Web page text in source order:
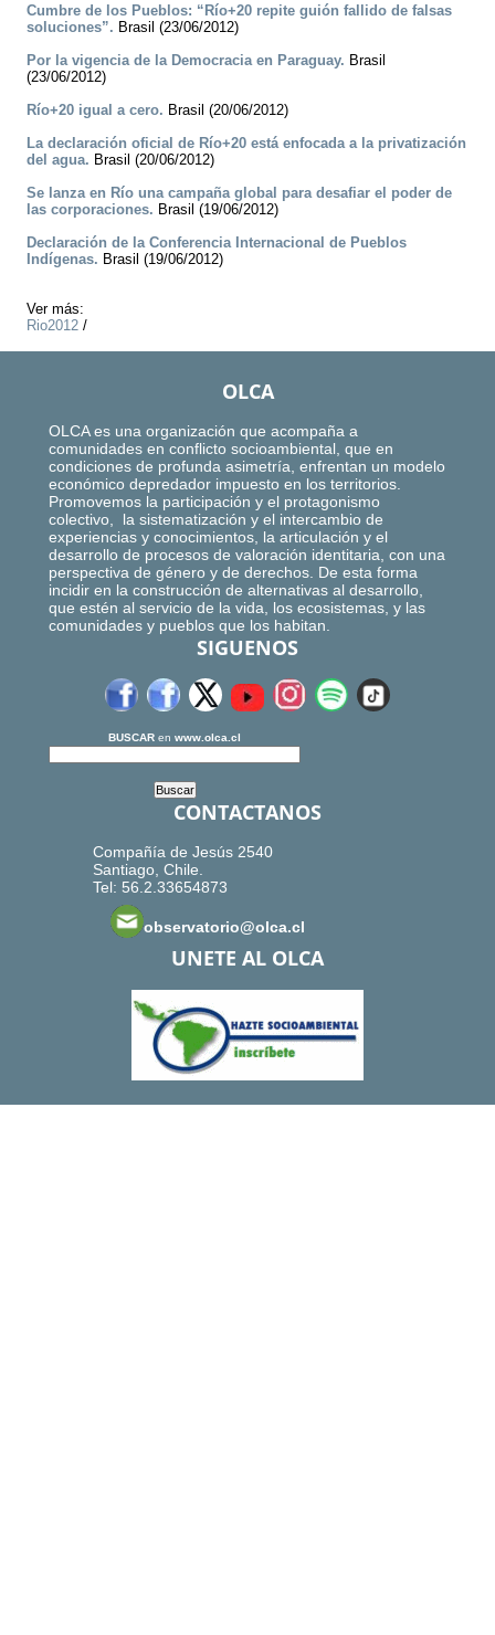
Cumbre de los Pueblos: “Río+20 repite guión fallido de falsas
soluciones”. Brasil (23/06/2012)
Por la vigencia de la Democracia en Paraguay. Brasil
(23/06/2012)
Río+20 igual a cero. Brasil (20/06/2012)
La declaración oficial de Río+20 está enfocada a la privatización
del agua. Brasil (20/06/2012)
Se lanza en Río una campaña global para desafiar el poder de
las corporaciones. Brasil (19/06/2012)
Declaración de la Conferencia Internacional de Pueblos
Indígenas. Brasil (19/06/2012)
Ver más:
Rio2012 /
OLCA
OLCA es una organización que acompaña a
comunidades en conflicto socioambiental, que en
condiciones de profunda asimetría, enfrentan un modelo
económico depredador impuesto en los territorios.
Promovemos la participación y el protagonismo
colectivo, la sistematización y el intercambio de
experiencias y conocimientos, la articulación y el
desarrollo de procesos de valoración identitaria, con una
perspectiva de género y de derechos. De esta forma
incidir en la construcción de alternativas al desarrollo,
que estén al servicio de la vida, los ecosistemas, y las
comunidades y pueblos que los habitan.
SIGUENOS
BUSCAR en www.olca.cl
CONTACTANOS
Compañía de Jesús 2540
Santiago, Chile.
Tel: 56.2.33654873
observatorio@olca.cl
UNETE AL OLCA